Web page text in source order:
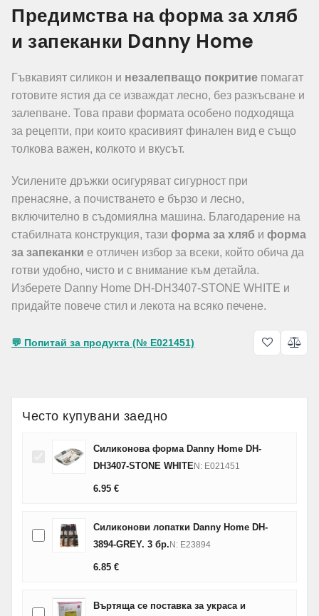
Предимства на форма за хляб
и запеканки Danny Home
Гъвкавият силикон и незалепващо покритие помагат
готовите ястия да се изваждат лесно, без разкъсване и
залепване. Това прави формата особено подходяща
за рецепти, при които красивият финален вид е също
толкова важен, колкото и вкусът.
Усилените дръжки осигуряват сигурност при
пренасяне, а почистването е бързо и лесно,
включително в съдомиялна машина. Благодарение на
стабилната конструкция, тази форма за хляб и форма
за запеканки е отличен избор за всеки, който обича да
готви удобно, чисто и с внимание към детайла.
Изберете Danny Home DH-DH3407-STONE WHITE и
придайте повече стил и лекота на всяко печене.
💬 Попитай за продукта (№ E021451)
Често купувани заедно
Силиконова форма Danny Home DH-
DH3407-STONE WHITEN: E021451
6.95 €
Силиконови лопатки Danny Home DH-
3894-GREY. 3 бр.N: E23894
6.85 €
Въртяща се поставка за украса и